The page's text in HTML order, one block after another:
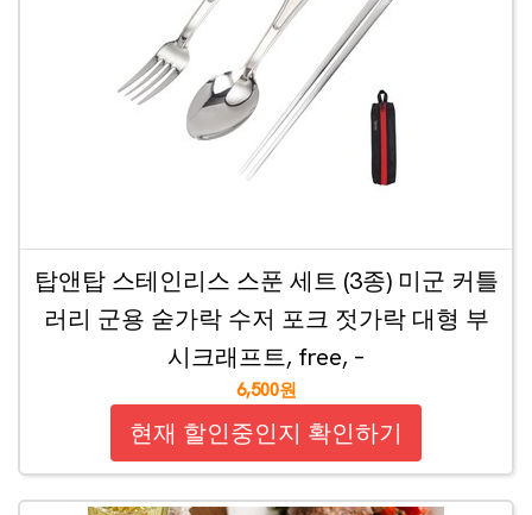
탑앤탑 스테인리스 스푼 세트 (3종) 미군 커틀
러리 군용 숟가락 수저 포크 젓가락 대형 부
시크래프트, free, –
6,500원
현재 할인중인지 확인하기